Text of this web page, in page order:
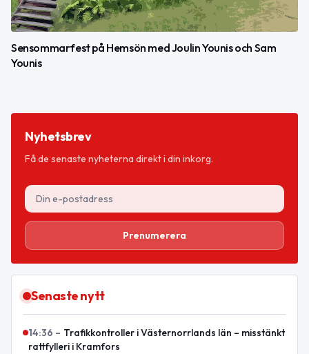
Sensommarfest på Hemsön med Joulin Younis och Sam
Younis
Nyhetsbrev
Få de senaste nyheterna direkt i din inkorg.
Prenumerera
Senaste nytt
14:36 – Trafikkontroller i Västernorrlands län – misstänkt
rattfylleri i Kramfors